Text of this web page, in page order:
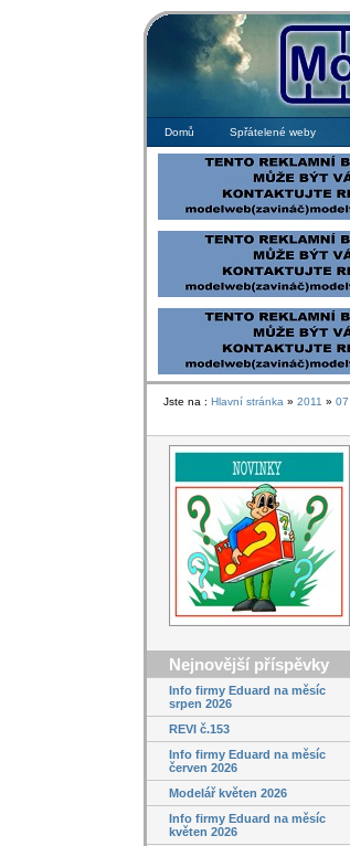
Domů Spřátelené weby
Jste na : Hlavní stránka » 2011 » 07
Nejnovější příspěvky
Info firmy Eduard na měsíc
srpen 2026
REVI č.153
Info firmy Eduard na měsíc
červen 2026
Modelář květen 2026
Info firmy Eduard na měsíc
květen 2026